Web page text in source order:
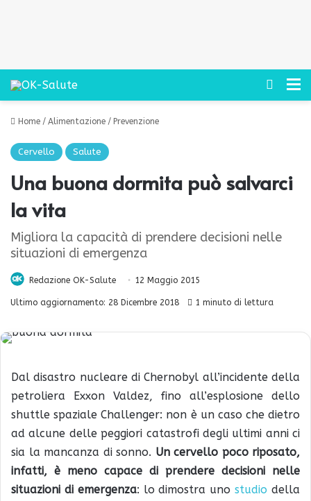
Cerca
Home / Alimentazione / Prevenzione
Cervello Salute
Una buona dormita può salvarci
la vita
Migliora la capacità di prendere decisioni nelle
situazioni di emergenza
Redazione OK-Salute 12 Maggio 2015
Ultimo aggiornamento: 28 Dicembre 2018 1 minuto di lettura
Dal disastro nucleare di Chernobyl all’incidente della
petroliera Exxon Valdez, fino all’esplosione dello
shuttle spaziale Challenger: non è un caso che dietro
ad alcune delle peggiori catastrofi degli ultimi anni ci
sia la mancanza di sonno. Un cervello poco riposato,
infatti, è meno capace di prendere decisioni nelle
situazioni di emergenza: lo dimostra unostudio della